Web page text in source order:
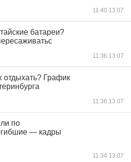
11:40 13.07
батареи?
11:36 13.07
отдыхать? График
11:36 13.07
по
— кадры
11:34 13.07